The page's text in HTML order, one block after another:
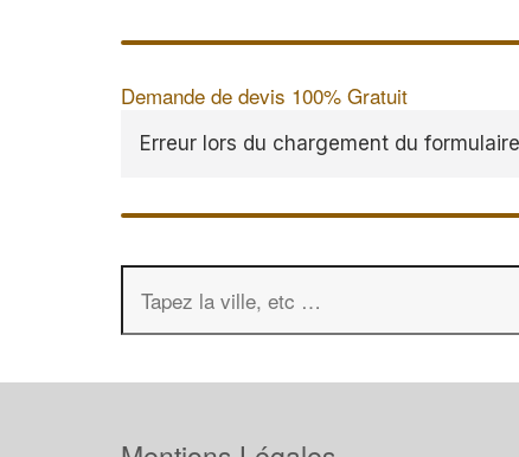
Demande de devis 100% Gratuit
Erreur lors du chargement du formulaire